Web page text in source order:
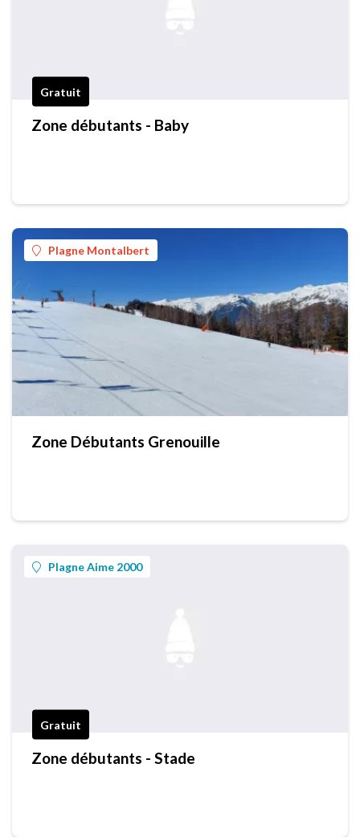
Gratuit
Zone débutants - Baby
Plagne Montalbert
Zone Débutants Grenouille
Plagne Aime 2000
Gratuit
Zone débutants - Stade